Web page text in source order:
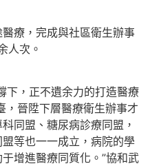
療，完成與社區衛生辦事
人次。
，正不遺余力的打造醫療
，晉陞下層醫療衛生辦事才
同盟、糖尿病診療同盟，
等也一一成立，病院的學
增進醫療同質化。”協和武